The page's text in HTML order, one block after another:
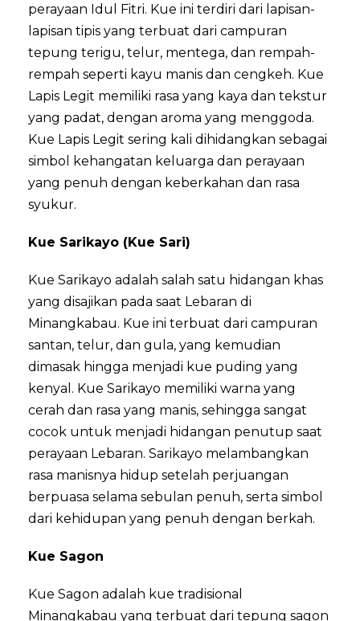
perayaan Idul Fitri. Kue ini terdiri dari lapisan-
lapisan tipis yang terbuat dari campuran
tepung terigu, telur, mentega, dan rempah-
rempah seperti kayu manis dan cengkeh. Kue
Lapis Legit memiliki rasa yang kaya dan tekstur
yang padat, dengan aroma yang menggoda.
Kue Lapis Legit sering kali dihidangkan sebagai
simbol kehangatan keluarga dan perayaan
yang penuh dengan keberkahan dan rasa
syukur.
Kue Sarikayo (Kue Sari)
Kue Sarikayo adalah salah satu hidangan khas
yang disajikan pada saat Lebaran di
Minangkabau. Kue ini terbuat dari campuran
santan, telur, dan gula, yang kemudian
dimasak hingga menjadi kue puding yang
kenyal. Kue Sarikayo memiliki warna yang
cerah dan rasa yang manis, sehingga sangat
cocok untuk menjadi hidangan penutup saat
perayaan Lebaran. Sarikayo melambangkan
rasa manisnya hidup setelah perjuangan
berpuasa selama sebulan penuh, serta simbol
dari kehidupan yang penuh dengan berkah.
Kue Sagon
Kue Sagon adalah kue tradisional
Minangkabau yang terbuat dari tepung sagon